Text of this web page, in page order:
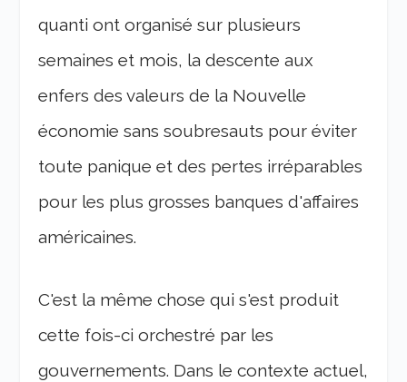
quanti ont organisé sur plusieurs
semaines et mois, la descente aux
enfers des valeurs de la Nouvelle
économie sans soubresauts pour éviter
toute panique et des pertes irréparables
pour les plus grosses banques d'affaires
américaines.
C'est la même chose qui s'est produit
cette fois-ci orchestré par les
gouvernements. Dans le contexte actuel,